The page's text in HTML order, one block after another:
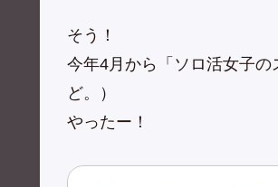
そう！
今年4月から「ソロ活女子
ど。）
やったー！